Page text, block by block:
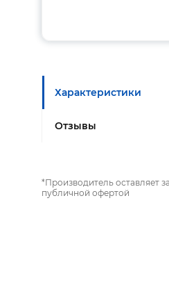
Характеристики
Отзывы
*Производитель оставляет
публичной офертой